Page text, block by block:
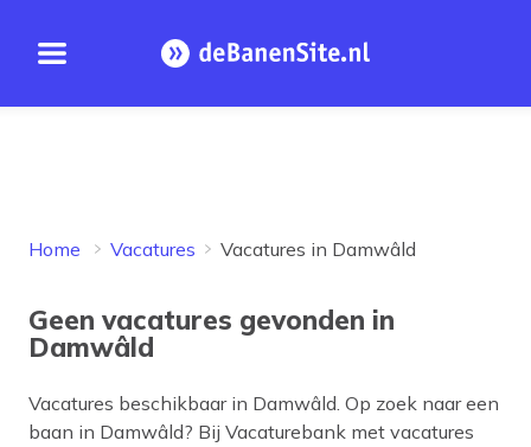
Open menu Homepage
Home Vacatures Vacatures in Damwâld
Geen vacatures gevonden in
Damwâld
Vacatures beschikbaar in Damwâld. Op zoek naar een
baan in Damwâld? Bij Vacaturebank met vacatures